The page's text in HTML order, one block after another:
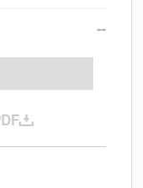
--